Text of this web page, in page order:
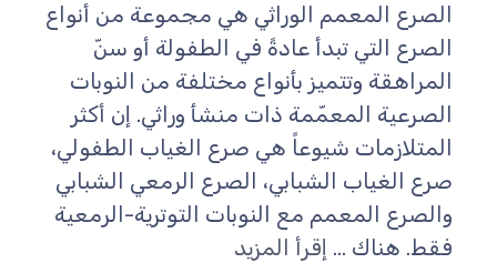
الصرع المعمم الوراثي هي مجموعة من أنواع
الصرع التي تبدأ عادةً في الطفولة أو سنّ
المراهقة وتتميز بأنواع مختلفة من النوبات
الصرعية المعمّمة ذات منشأ وراثي. إن أكثر
المتلازمات شيوعاً هي صرع الغياب الطفولي،
صرع الغياب الشبابي، الصرع الرمعي الشبابي
والصرع المعمم مع النوبات التوترية-الرمعية
فقط. هناك ... إقرأ المزيد